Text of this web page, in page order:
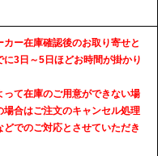
ー在庫確認後のお取り寄せと
3日～5日ほどお時間が掛かり
て在庫のご用意ができない場
場合はご注文のキャンセル処理
どでのご対応とさせていただき